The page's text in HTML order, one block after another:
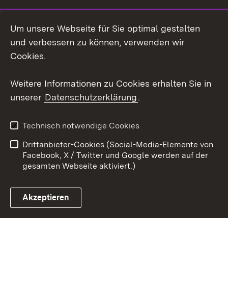
Social Wall
Youtube
Link zum Landesportal
Kontakt
Datenschutz
Barrierefreiheit
Impressum Cookies
Um unsere Webseite für Sie optimal gestalten
und verbessern zu können, verwenden wir
Cookies.
Weitere Informationen zu Cookies erhalten Sie in
unserer Datenschutzerklärung.
Technisch notwendige Cookies
Drittanbieter-Cookies (Social-Media-Elemente von
Facebook, X / Twitter und Google werden auf der
gesamten Webseite aktiviert.)
Akzeptieren